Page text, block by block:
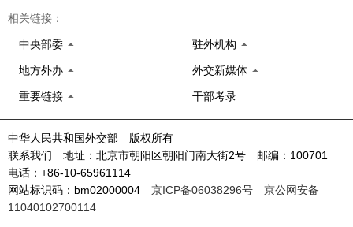
相关链接：
中央部委 驻外机构
地方外办 外交新媒体
重要链接 干部考录
中华人民共和国外交部 版权所有
联系我们 地址：北京市朝阳区朝阳门南大街2号 邮编：100701
电话：+86-10-65961114
网站标识码：bm02000004 京ICP备06038296号
京公网安备
11040102700114